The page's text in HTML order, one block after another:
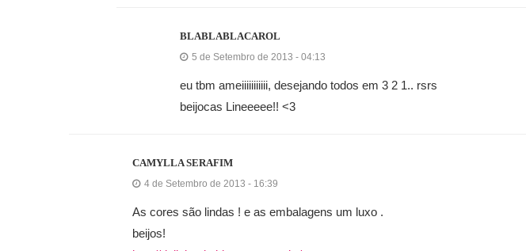
BLABLABLACAROL
5 de Setembro de 2013 - 04:13
eu tbm ameiiiiiiiiiii, desejando todos em 3 2 1.. rsrs
beijocas Lineeeee!! <3
CAMYLLA SERAFIM
4 de Setembro de 2013 - 16:39
As cores são lindas ! e as embalagens um luxo .
beijos!